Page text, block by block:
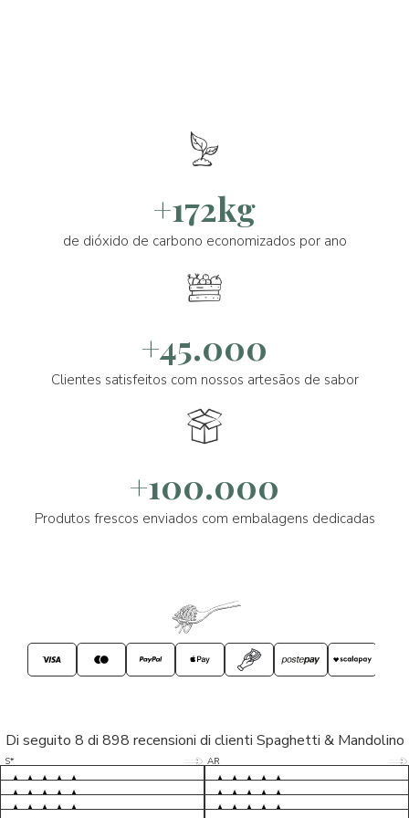
+172kg
de dióxido de carbono economizados por ano
+45.000
Clientes satisfeitos com nossos artesãos de sabor
+100.000
Produtos frescos enviados com embalagens dedicadas
Di seguito 8 di 898 recensioni di clienti Spaghetti & Mandolino
S* 5/5
Tutto ok. Consegna celere , pacco
LP 5/5
M* 5/5
MC 5/5
AR 5/5
esperienza sicuramente positiva,
D* 5/5
S* 5/5